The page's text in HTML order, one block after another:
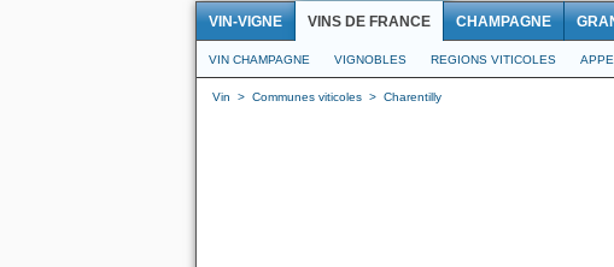
VIN-VIGNE VINS DE FRANCE CHAMPAGNE
VIN CHAMPAGNE VIGNOBLES REGIONS VITICOLES
Vin > Communes viticoles > Charentilly